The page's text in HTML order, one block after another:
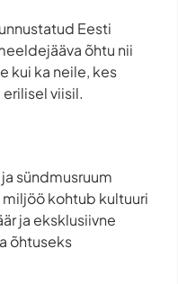
Eesti
õhtu nii
kui ka neile, kes
viisil.
sündmusruum
miljöö kohtub kultuuri
ja eksklusiivne
õhtuseks